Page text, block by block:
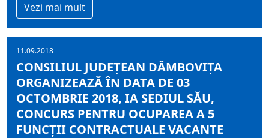
Vezi mai mult
11.09.2018
CONSILIUL JUDEŢEAN DÂMBOVIŢA
ORGANIZEAZĂ ÎN DATA DE 03
OCTOMBRIE 2018, IA SEDIUL SĂU,
CONCURS PENTRU OCUPAREA A 5
FUNCŢII CONTRACTUALE VACANTE